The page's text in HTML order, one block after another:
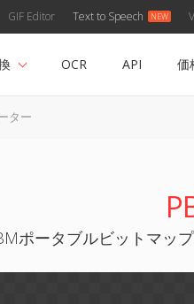
GIF Editor Text to Speech
OCR API 価
ター
ポータブルビットマッ